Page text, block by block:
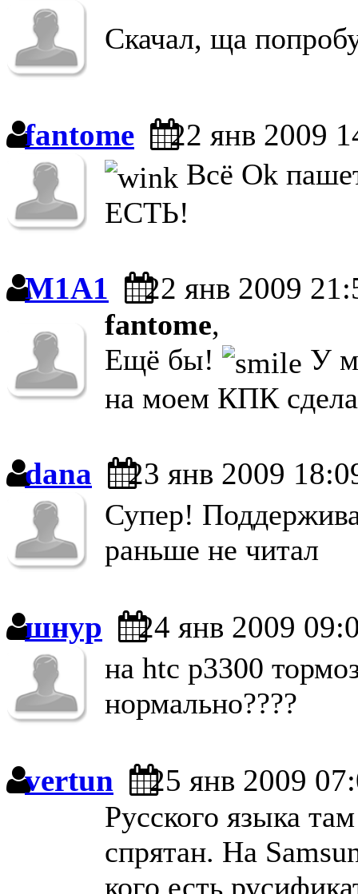
Скачал, ща
fantome 22 янв 2009
Всё Ok
ЕСТЬ!
M1A1 22 янв 2009
fantome,
Ещё бы!
У
на моем КПК
dana 23 янв 2009
Супер!
раньше не читал
шнур 24 янв 2009
на htc p3300
нормально????
vertun 25 янв 2009
Русского языка
спрятан. На
кого есть